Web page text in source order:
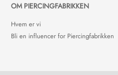
OM PIERCINGFABRIKKEN
Hvem er vi
Bli en influencer for Piercingfabrikken